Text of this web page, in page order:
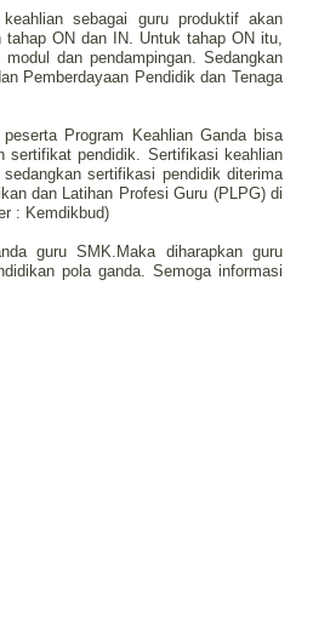
sebagai guru produktif akan
ON dan IN. Untuk tahap ON itu,
dan pendampingan. Sedangkan
Pemberdayaan Pendidik dan Tenaga
Program Keahlian Ganda bisa
sertifikat pendidik. Sertifikasi keahlian
sertifikasi pendidik diterima
dan Latihan Profesi Guru (PLPG) di
: Kemdikbud)
guru SMK.Maka diharapkan guru
pola ganda. Semoga informasi